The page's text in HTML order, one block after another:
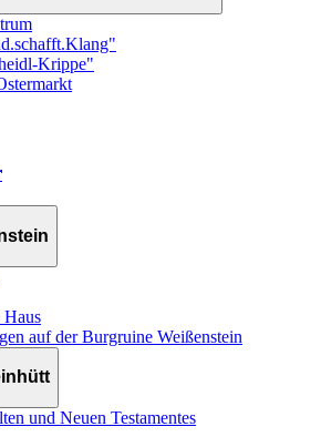
Krippe"
Haus
auf der Burgruine Weißenstein
und Neuen Testamentes